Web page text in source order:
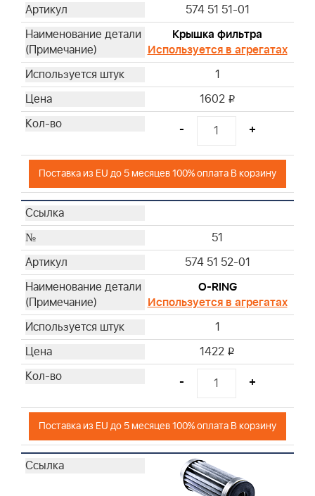
574 51 51-01
Крышка фильтра
Используется в агрегатах
1
1602 i
- +
Поставка из EU до 5 месяцев 100% оплата В корзину
51
574 51 52-01
O-RING
Используется в агрегатах
1
1422 i
- +
Поставка из EU до 5 месяцев 100% оплата В корзину